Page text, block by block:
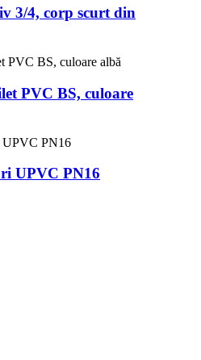
3/4, corp scurt din
PVC BS, culoare
UPVC PN16